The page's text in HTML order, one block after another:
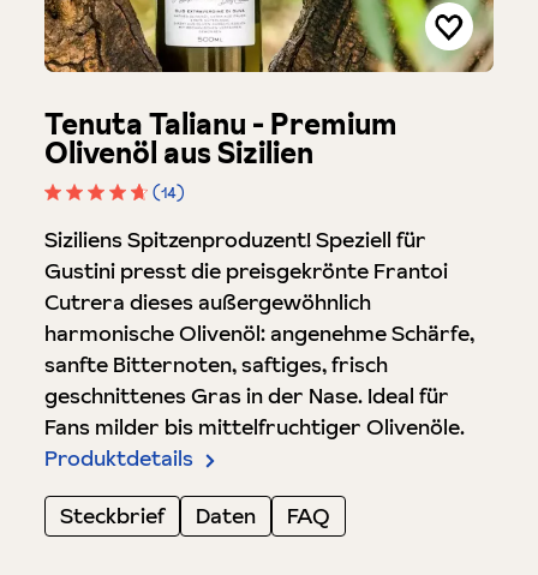
Tenuta Talianu - Premium
Olivenöl aus Sizilien
(14)
Siziliens Spitzenproduzent! Speziell für
Gustini presst die preisgekrönte Frantoi
Cutrera dieses außergewöhnlich
harmonische Olivenöl: angenehme Schärfe,
sanfte Bitternoten, saftiges, frisch
geschnittenes Gras in der Nase. Ideal für
Fans milder bis mittelfruchtiger Olivenöle.
Produktdetails
Steckbrief
Daten FAQ